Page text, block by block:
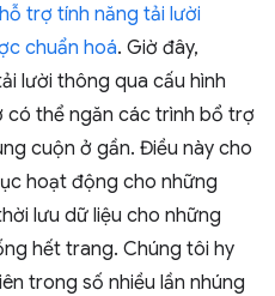
trợ tính năng tải lười
chuẩn hoá. Giờ đây,
lười thông qua cấu hình
có thể ngăn các trình bổ trợ
cuộn ở gần. Điều này cho
hoạt động cho những
lưu dữ liệu cho những
hết trang. Chúng tôi hy
trong số nhiều lần nhúng